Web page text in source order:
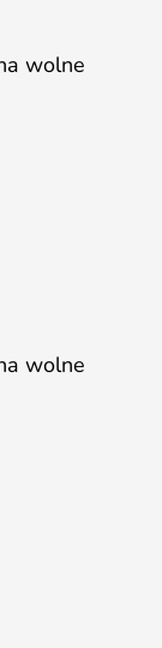
wolne
wolne